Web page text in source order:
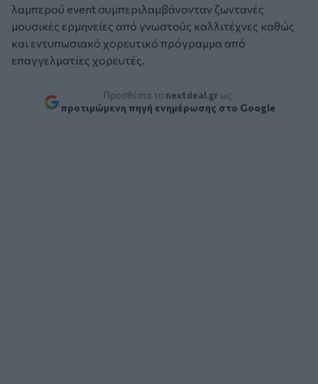
λαμπερού event συμπεριλαμβάνονταν ζωντανές
μουσικές ερμηνείες από γνωστούς καλλιτέχνες καθώς
και εντυπωσιακό χορευτικό πρόγραμμα από
επαγγελματίες χορευτές.
Προσθέστε το nextdeal.gr ως
προτιμώμενη πηγή ενημέρωσης στο Google